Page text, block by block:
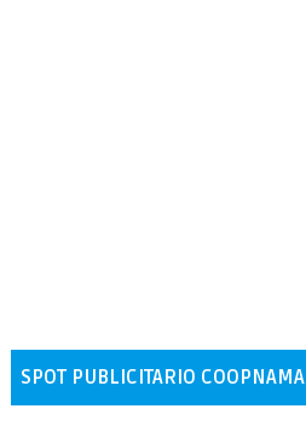
SPOT PUBLICITARIO COOPNAMA